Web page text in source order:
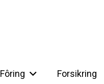
Fôring Forsikring